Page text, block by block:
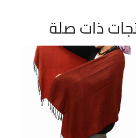
ذات صلة